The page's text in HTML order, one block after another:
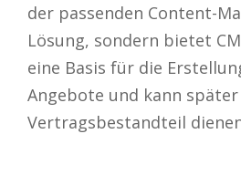
der passenden Content-
Lösung, sondern bietet
eine Basis für die
Angebote und kann später
Vertragsbestandteil